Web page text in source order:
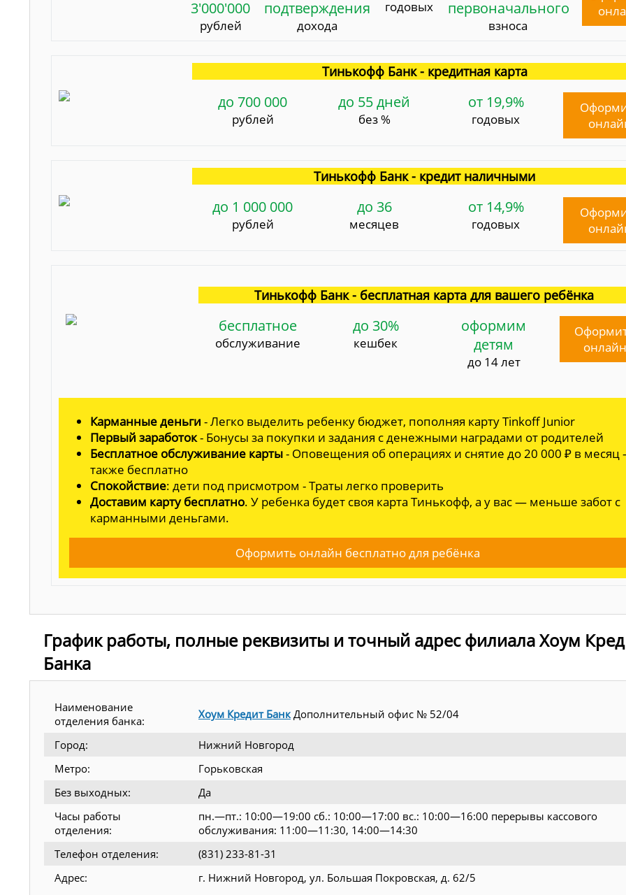
3'000'000
рублей
подтверждения
дохода
годовых
первоначального
взноса
Тинькофф Банк - кредитная карта
до 700 000
рублей
до 55 дней
без %
от 19,9%
годовых
Тинькофф Банк - кредит наличными
до 1 000 000
рублей
до 36
месяцев
от 14,9%
годовых
Тинькофф Банк - бесплатная карта для вашего ребёнка
бесплатное
обслуживание
до 30%
кешбек
оформим
детям
до 14 лет
онлайн
Карманные деньги - Легко выделить ребенку бюджет, пополняя карту Tinkoff Junior
Первый заработок- Бонусы за покупки и задания с денежными наградами от родителей
Бесплатное обслуживание карты- Оповещения об операциях и снятие до 20 000 ₽ в
также бесплатно
Спокойствие: дети под присмотром - Траты легко проверить
Доставим карту бесплатно. У ребенка будет своя карта Тинькофф, а у вас — меньше забот с
карманными деньгами.
Оформить онлайн бесплатно для ребёнка
График работы, полные реквизиты и точный адрес филиала Хоум
Банка
Наименование
отделения банка:
Хоум Кредит Банк Дополнительный офис № 52/04
Город:
Нижний Новгород
Метро:
Горьковская
Без выходных:
Да
Часы работы
отделения:
пн.—пт.: 10:00—19:00 сб.: 10:00—17:00 вс.: 10:00—16:00 перерывы кассового
обслуживания: 11:00—11:30, 14:00—14:30
Телефон отделения:
(831) 233-81-31
Адрес:
г. Нижний Новгород, ул. Большая Покровская, д. 62/5